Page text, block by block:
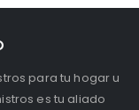
para tu hogar u
es tu aliado